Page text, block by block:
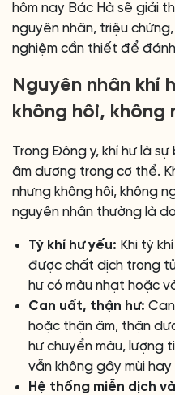
hôm nay Bác Hà sẽ giải
nguyên nhân, triệu
nghiệm cần thiết để
Nguyên nhân khí
không hôi,
Trong Đông y, khí hư là
âm dương trong cơ thể.
nhưng không hôi, không
nguyên nhân thường là
Tỳ khí hư yếu: Khi tỳ
được chất dịch trong
hư có màu nhạt hoặc
Can uất, thận hư:
hoặc thận âm, thận
hư chuyển màu, lượng
vẫn không gây mùi hay
Hệ thống miễn dịch